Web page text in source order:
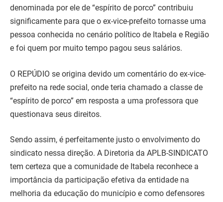
denominada por ele de “espírito de porco” contribuiu
significamente para que o ex-vice-prefeito tornasse uma
pessoa conhecida no cenário político de Itabela e Região
e foi quem por muito tempo pagou seus salários.
O REPÚDIO se origina devido um comentário do ex-vice-
prefeito na rede social, onde teria chamado a classe de
“espírito de porco” em resposta a uma professora que
questionava seus direitos.
Sendo assim, é perfeitamente justo o envolvimento do
sindicato nessa direção. A Diretoria da APLB-SINDICATO
tem certeza que a comunidade de Itabela reconhece a
importância da participação efetiva da entidade na
melhoria da educação do município e como defensores